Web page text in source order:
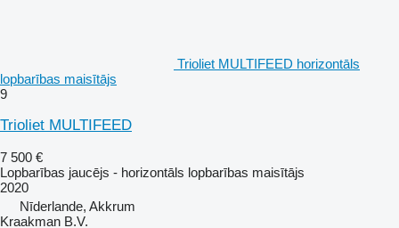
Trioliet MULTIFEED horizontāls
lopbarības maisītājs
9
Trioliet MULTIFEED
7 500 €
Lopbarības jaucējs - horizontāls lopbarības maisītājs
2020
Nīderlande, Akkrum
Kraakman B.V.